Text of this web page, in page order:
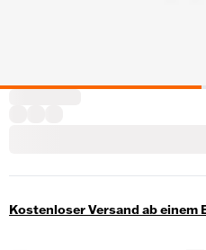
Kostenloser Versand ab einem